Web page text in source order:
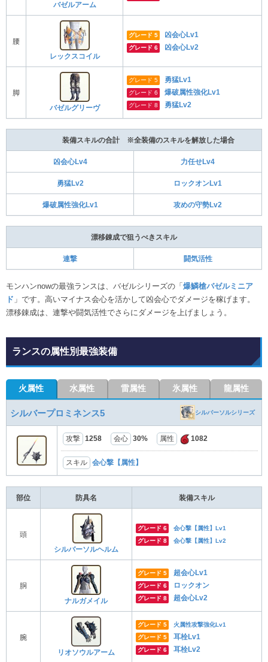
バゼルアーム
腰
レックスコイル
グレード 5 凶会心Lv1
グレード 6 凶会心Lv2
脚
バゼルグリーヴ
グレード 5 勇猛Lv1
グレード 6 爆破属性強化Lv1
グレード 8 勇猛Lv2
装備スキルの合計 ※全装備のスキルを解放した場合
凶会心Lv4 力任せLv4
勇猛Lv2 ロックオンLv1
爆破属性強化Lv1 攻めの守勢Lv2
漂移錬成で狙うべきスキル
連撃 闘気活性
モンハンnowの最強ランスは、バゼルシリーズの「 爆鱗槍バゼルミニア
ド 」です。高いマイナス会心を活かして凶会心でダメージを稼げます。
漂移錬成は、連撃や闘気活性でさらにダメージを上げましょう。
ランスの属性別最強装備
火属性 水属性 雷属性 氷属性 龍属性
シルバープロミネンス5 シルバーソルシリーズ
攻撃 1258 会心 30% 属性 1082
スキル 会心撃【属性】
部位 防具名 装備スキル
頭
シルバーソルヘルム
グレード 6
会心撃【属性】Lv1
グレード 8
会心撃【属性】Lv2
胴
ナルガメイル
グレード 5 超会心Lv1
グレード 6 ロックオン
グレード 8 超会心Lv2
腕
リオソウルアーム
グレード 5
火属性攻撃強化Lv1
グレード 5
耳栓Lv1
グレード 6 耳栓Lv2